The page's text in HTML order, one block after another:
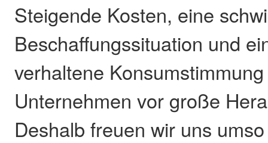
Steigende Kosten, eine
Beschaffungssituation und
verhaltene
Unternehmen vor große
Deshalb freuen wir uns